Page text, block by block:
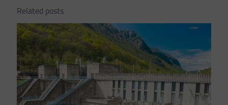
Related posts